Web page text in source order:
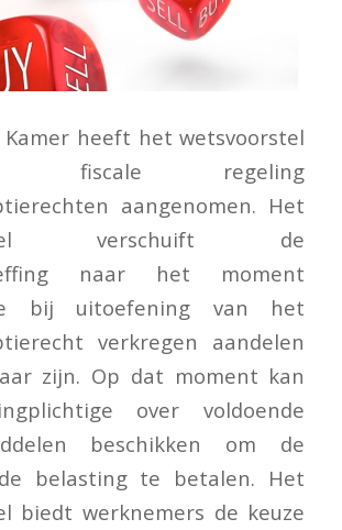
Kamer heeft het wetsvoorstel
fiscale regeling
aangenomen. Het
verschuift de
naar het moment
bij uitoefening van het
verkregen aandelen
zijn. Op dat moment kan
over voldoende
beschikken om de
belasting te betalen. Het
biedt werknemers de keuze